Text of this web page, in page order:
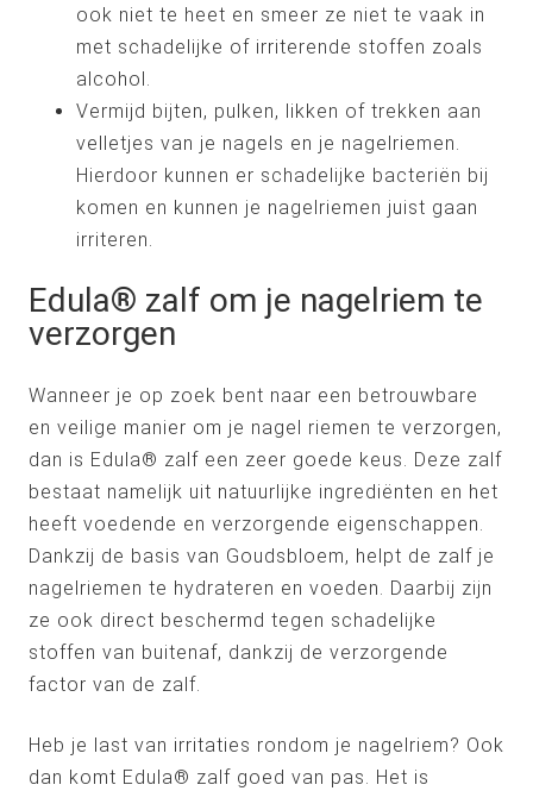
ook niet te heet en smeer ze niet te vaak in
met schadelijke of irriterende stoffen zoals
alcohol.
Vermijd bijten, pulken, likken of trekken aan
velletjes van je nagels en je nagelriemen.
Hierdoor kunnen er schadelijke bacteriën bij
komen en kunnen je nagelriemen juist gaan
irriteren.
Edula® zalf om je nagelriem te
verzorgen
Wanneer je op zoek bent naar een betrouwbare
en veilige manier om je nagel riemen te verzorgen,
dan is Edula® zalf een zeer goede keus. Deze zalf
bestaat namelijk uit natuurlijke ingrediënten en het
heeft voedende en verzorgende eigenschappen.
Dankzij de basis van Goudsbloem, helpt de zalf je
nagelriemen te hydrateren en voeden. Daarbij zijn
ze ook direct beschermd tegen schadelijke
stoffen van buitenaf, dankzij de verzorgende
factor van de zalf.
Heb je last van irritaties rondom je nagelriem? Ook
dan komt Edula® zalf goed van pas. Het is